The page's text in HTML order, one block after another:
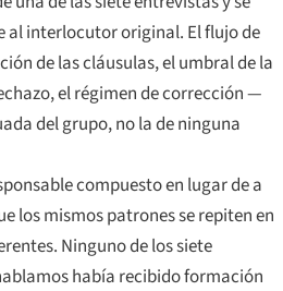
al interlocutor original. El flujo de
de las cláusulas, el umbral de la
el régimen de corrección —
del grupo, no la de ninguna
compuesto en lugar de a
los mismos patrones se repiten en
Ninguno de los siete
había recibido formación